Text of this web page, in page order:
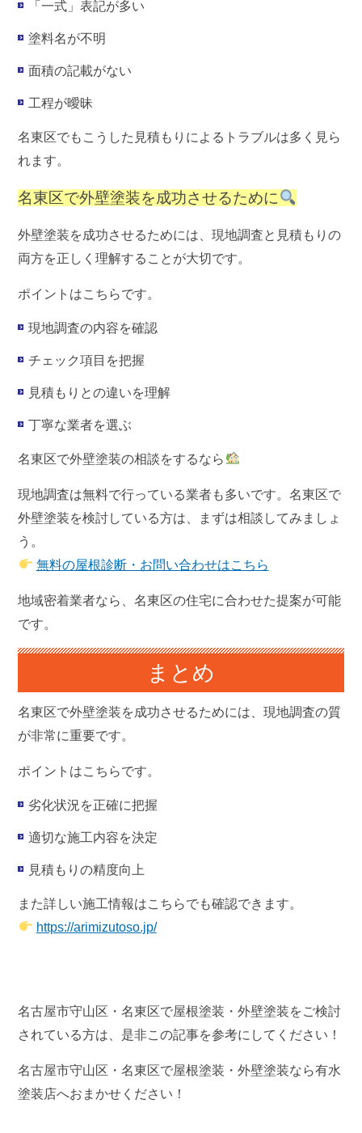
「一式」表記が多い
塗料名が不明
面積の記載がない
工程が曖昧
名東区でもこうした見積もりによるトラブルは多く見ら
れます。
名東区で外壁塗装を成功させるために
外壁塗装を成功させるためには、現地調査と見積もりの
両方を正しく理解すること が大切です。
ポイントはこちらです。
現地調査の内容を確認
チェック項目を把握
見積もりとの違いを理解
丁寧な業者を選ぶ
名東区で外壁塗装の相談をするなら
現地調査は無料で行っている業者も多いです。名東区で
外壁塗装を検討している方は、まずは相談してみましょ
う。
無料の屋根診断・お問い合わせはこちら
地域密着業者なら、名東区の住宅に合わせた提案が可能
です。
まとめ
名東区で外壁塗装を成功させるためには、現地調査の質
が非常に重要です。
ポイントはこちらです。
劣化状況を正確に把握
適切な施工内容を決定
見積もりの精度向上
また詳しい施工情報はこちらでも確認できます。
https://arimizutoso.jp/
名古屋市守山区・名東区で屋根塗装・外壁塗装をご検討
されている方は、是非この記事を参考にしてください！
名古屋市守山区・名東区で屋根塗装・外壁塗装なら有水
塗装店へおまかせください！